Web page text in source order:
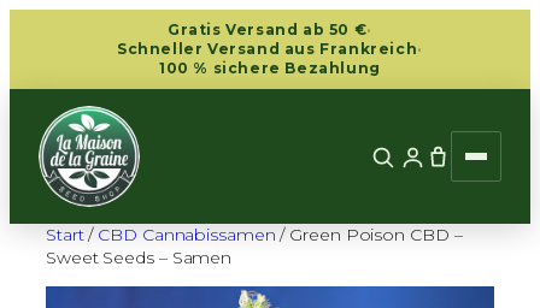
springen
Gratis Versand ab 50 €·
Schneller Versand aus Frankreich·
100 % sichere Bezahlung
Start/ CBD Cannabissamen / Green Poison CBD –
Sweet Seeds – Samen